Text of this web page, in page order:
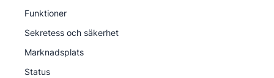
Funktioner
Sekretess och säkerhet
Marknadsplats
Status